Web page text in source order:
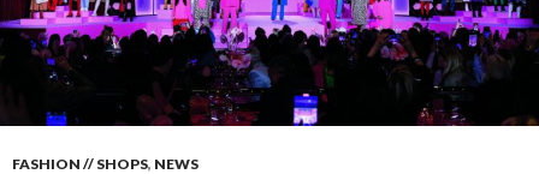
FASHION // SHOPS, NEWS